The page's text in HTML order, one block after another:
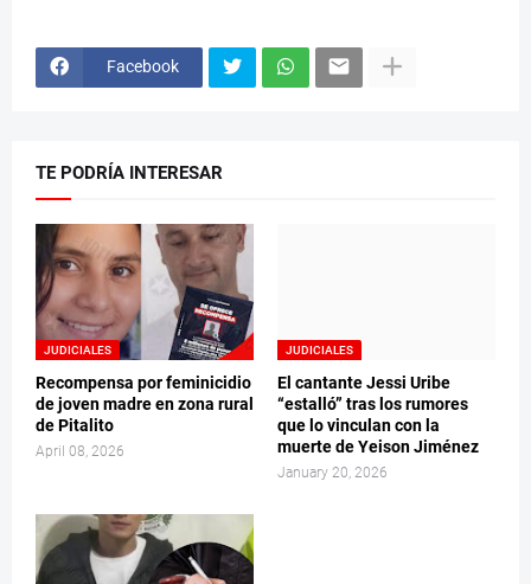
Facebook
TE PODRÍA INTERESAR
JUDICIALES
Recompensa por feminicidio
de joven madre en zona rural
de Pitalito
April 08, 2026
JUDICIALES
El cantante Jessi Uribe
“estalló” tras los rumores
que lo vinculan con la
muerte de Yeison Jiménez
January 20, 2026